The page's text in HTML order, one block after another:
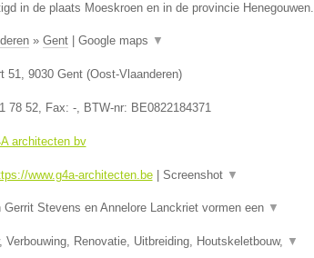
in de plaats Moeskroen en in de provincie Henegouwen.
» Gent| Google maps ▼
51, 9030 Gent(Oost-Vlaanderen)
78 52, Fax: -, BTW-nr: BE0822184371
architecten bv
www.g4a-architecten.be| Screenshot ▼
Gerrit Stevens en Annelore Lanckriet vormen een ▼
Verbouwing, Renovatie, Uitbreiding, Houtskeletbouw, ▼